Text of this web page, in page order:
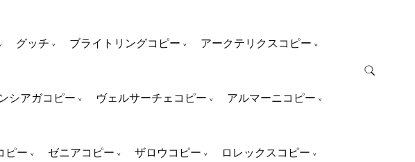
グッチ ブライトリングコピー アークテリクスコピー
シアガコピー ヴェルサーチェコピー アルマーニコピー
ピー ゼニアコピー ザロウコピー ロレックスコピー